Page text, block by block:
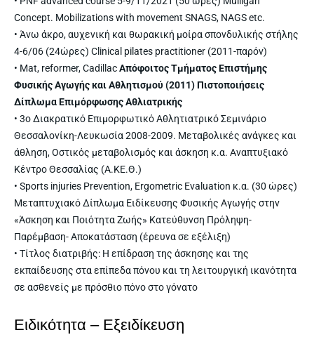
Concept. Mobilizations with movement SNAGS, NAGS etc.
• Άνω άκρο, αυχενική και θωρακική μοίρα σπονδυλικής στήλης
4-6/06 (24ώρες) Clinical pilates practitioner (2011-παρόν)
• Mat, reformer, CadillacΑπόφοιτος Τμήματος Επιστήμης
Φυσικής Αγωγής και Αθλητισμού (2011) Πιστοποιήσεις
Δίπλωμα Επιμόρφωσης Αθλιατρικής
• 3ο Διακρατικό Επιμορφωτικό Αθλητιατρικό Σεμινάριο
Θεσσαλονίκη-Λευκωσία 2008-2009. Μεταβολικές ανάγκες και
άθληση, Οστικός μεταβολισμός και άσκηση κ.α. Αναπτυξιακό
Κέντρο Θεσσαλίας (Α.ΚΕ.Θ.)
• Sports injuries Prevention, Ergometric Evaluation κ.α. (30 ώρες)
Μεταπτυχιακό Δίπλωμα Ειδίκευσης Φυσικής Αγωγής στην
«Άσκηση και Ποιότητα Ζωής» Κατεύθυνση Πρόληψη-
Παρέμβαση- Αποκατάσταση (έρευνα σε εξέλιξη)
• Τίτλος διατριβής: Η επίδραση της άσκησης και της
εκπαίδευσης στα επίπεδα πόνου και τη λειτουργική ικανότητα
σε ασθενείς με πρόσθιο πόνο στο γόνατο
Ειδικότητα – Εξειδίκευση